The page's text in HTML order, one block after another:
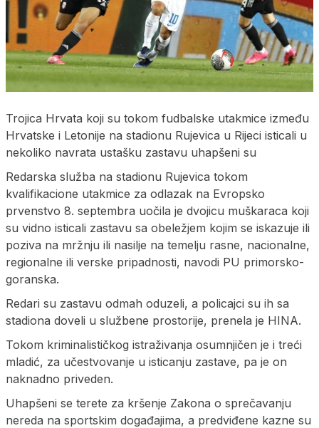
Trojica Hrvata koji su tokom fudbalske utakmice između
Hrvatske i Letonije na stadionu Rujevica u Rijeci isticali u
nekoliko navrata ustašku zastavu uhapšeni su
Redarska služba na stadionu Rujevica tokom
kvalifikacione utakmice za odlazak na Evropsko
prvenstvo 8. septembra uočila je dvojicu muškaraca koji
su vidno isticali zastavu sa obeležjem kojim se iskazuje ili
poziva na mržnju ili nasilje na temelju rasne, nacionalne,
regionalne ili verske pripadnosti, navodi PU primorsko-
goranska.
Redari su zastavu odmah oduzeli, a policajci su ih sa
stadiona doveli u službene prostorije, prenela je HINA.
Tokom kriminalističkog istraživanja osumnjičen je i treći
mladić, za učestvovanje u isticanju zastave, pa je on
naknadno priveden.
Uhapšeni se terete za kršenje Zakona o sprečavanju
nereda na sportskim događajima, a predviđene kazne su